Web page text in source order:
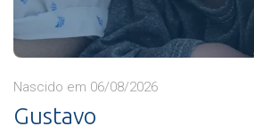
Nascido em 06/08/2026
Gustavo